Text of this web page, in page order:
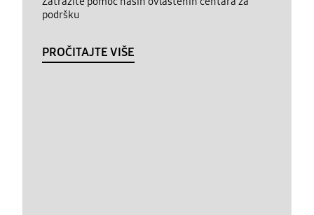
podršku
PROČITAJTE VIŠE